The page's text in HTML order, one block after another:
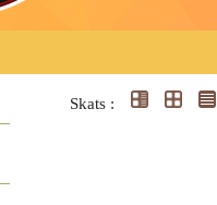
Skats :